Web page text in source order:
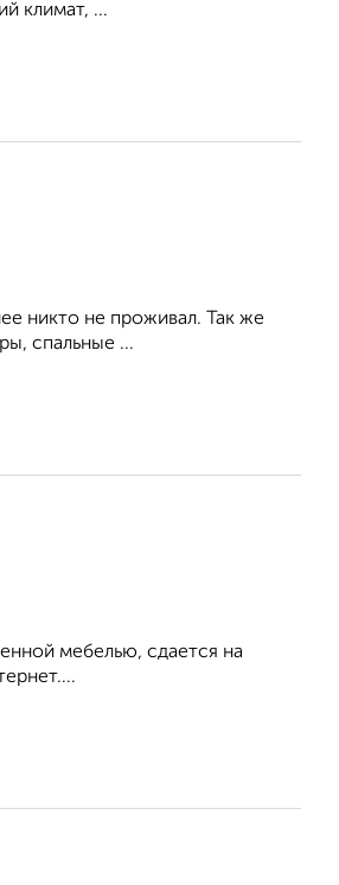
климат, ...
никто не проживал. Так же
спальные ...
мебелью, сдается на